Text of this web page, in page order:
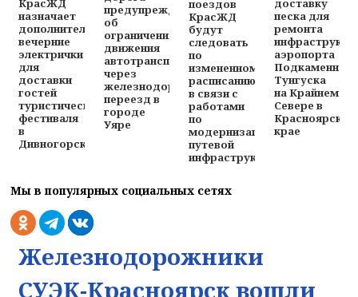
КрасЖД
назначает
дополнительные
вечерние
электрички
для
доставки
гостей
туристического
фестиваля
в
Дивногорске
предупреждает
об
ограничениях
движения
автотранспорта
через
железнодорожный
переезд в
городе
Уяре
поездов
КрасЖД
будут
следовать
по
измененному
расписанию
в связи с
работами
по
модернизации
путевой
инфраструктуры
доставку
песка для
ремонта
аэропорта
Подкаменная
Тунгуска
на Крайнем
Севере в
Красноярском
крае
Мы в популярных социальных сетях
Железнодорожники
СУЭК-Красноярск вошли